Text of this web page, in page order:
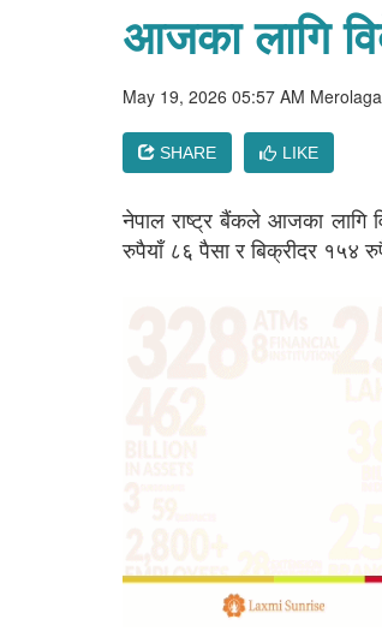
आजका लागि
May 19, 2026 05:57 AM
SHARE LIKE
नेपाल राष्ट्र बैंकले आजका लागि
रुपैयाँ ८६ पैसा र बिक्रीदर १५४